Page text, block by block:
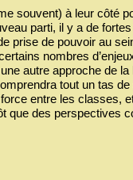
souvent) à leur côté
parti, il y a de
prise de pouvoir au
nombres
autre approche de
tout un tas
entre les classes,
que des perspectives